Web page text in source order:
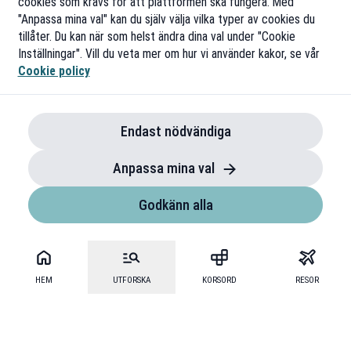
HEM UTFORSKA KORSORD RESOR
"Anpassa mina val" kan du själv välja vilka typer av cookies du
tillåter. Du kan när som helst ändra dina val under "Cookie
Inställningar". Vill du veta mer om hur vi använder kakor, se vår
Cookie policy
Endast nödvändiga
Anpassa mina val
Godkänn alla